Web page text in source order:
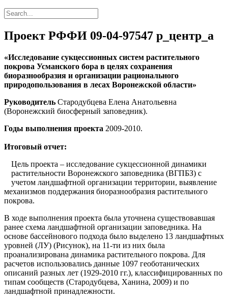
Проект РФФИ 09-04-97547 р_центр_а
«Исследование сукцессионных систем растительного
покрова Усманского бора в целях сохранения
биоразнообразия и организации рационального
природопользования в лесах Воронежской области»
Руководитель Стародубцева Елена Анатольевна
(Воронежский биосферный заповедник).
Годы выполнения проекта 2009-2010.
Итоговый отчет:
Цель проекта – исследование сукцессионной динамики
растительности Воронежского заповедника (ВГПБЗ) с
учетом ландшафтной организации территории, выявление
механизмов поддержания биоразнообразия растительного
покрова.
В ходе выполнения проекта была уточнена существовавшая
ранее схема ландшафтной организации заповедника. На
основе бассейнового подхода было выделено 13 ландшафтных
уровней (ЛУ) (Рисунок), на 11-ти из них была
проанализирована динамика растительного покрова. Для
расчетов использовались данные 1097 геоботанических
описаний разных лет (1929-2010 гг.), классифицированных по
типам сообществ (Стародубцева, Ханина, 2009) и по
ландшафтной принадлежности.